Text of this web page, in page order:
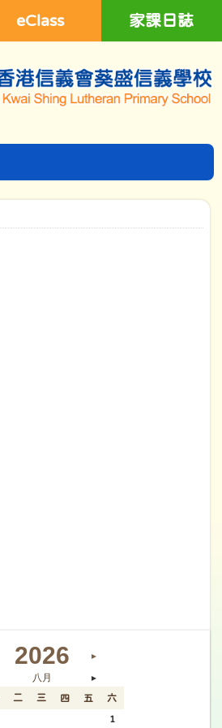
eClass 家課日誌
2026 ►
八月 ►
二 三 四 五 六
1